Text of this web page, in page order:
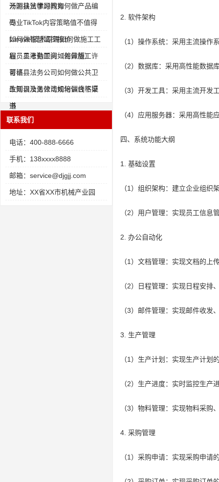
开源扶贫学习教育
汤阴县法律顾问如何做产品编
码
专业TikTok内容策略值不值得
如何做智慧监控报价
Laravel技术原理如何做施工工
程员工考勤工资（差异版）
眉 县法务顾问如何做施工许
可证
普格县法务公司如何做公共卫
生知识及法律法规培训合格证
书
改则县法务公司如何做线下渠
道
联系我们
电话：400-888-6666
手机：138xxxx8888
邮箱：service@djgjj.com
地址：XX省XX市机械产业园
2. 软件架构
（1）操作系统：采用主流操作
（2）数据库：采用高性能数据
（3）开发工具：采用主流开发
（4）应用服务器：采用高性能
四、系统功能大纲
1. 基础设置
（1）组织架构：建立企业组织
（2）用户管理：实现员工信息
2. 办公自动化
（1）文档管理：实现文档的上
（2）日程管理：实现日程安排
（3）邮件管理：实现邮件收发
3. 生产管理
（1）生产计划：实现生产计划
（2）生产进度：实时监控生产
（3）物料管理：实现物料采购
4. 采购管理
（1）采购申请：实现采购申请